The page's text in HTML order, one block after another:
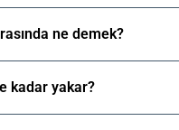
ne demek?
kadar yakar?